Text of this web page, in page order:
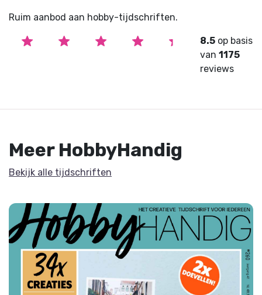
Ruim aanbod aan hobby-tijdschriften.
8.5 op basis
van1175
reviews
Meer HobbyHandig
Bekijk alle tijdschriften